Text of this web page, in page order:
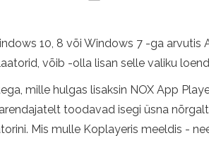
10, 8 või Windows 7 -ga arvutis
võib -olla lisan selle valiku
mille hulgas lisaksin NOX App
toodavad isegi üsna
Mis mulle Koplayeris meeldis -